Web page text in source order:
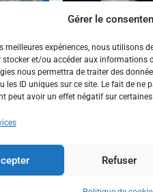
Gérer le
meilleures expériences, nous utilisons
stocker et/ou accéder aux informations
nous permettra de traiter des
les ID uniques sur ce site. Le fait de ne
peut avoir un effet négatif sur
Refuser
Show More
Politique de confidentialité